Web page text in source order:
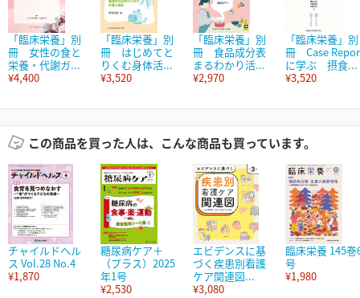
「臨床栄養」別
冊 女性の食と
栄養・代謝ガ...
¥4,400
「臨床栄養」別
冊 はじめてと
りくむ身体活...
¥3,520
「臨床栄養」別
冊 食品成分表
まるわかり活...
¥2,970
「臨床栄養」別
冊 Case
に学ぶ 摂食...
¥3,520
この商品を買った人は、こんな商品も買っています。
チャイルドヘル
ス Vol.28 No.4
¥1,870
糖尿病ケア＋
（プラス）2025
年1号
¥2,530
エビデンスに基
づく疾患別看護
ケア関連図...
¥3,080
臨床栄養 145巻
号
¥1,980